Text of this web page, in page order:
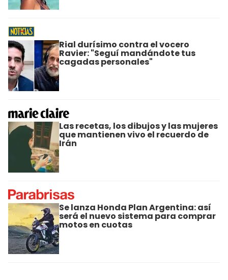
Rial durísimo contra el vocero
Ravier: "Seguí mandándote tus
cagadas personales"
Las recetas, los dibujos y las mujeres
que mantienen vivo el recuerdo de
Irán
Se lanza Honda Plan Argentina: así
será el nuevo sistema para comprar
motos en cuotas